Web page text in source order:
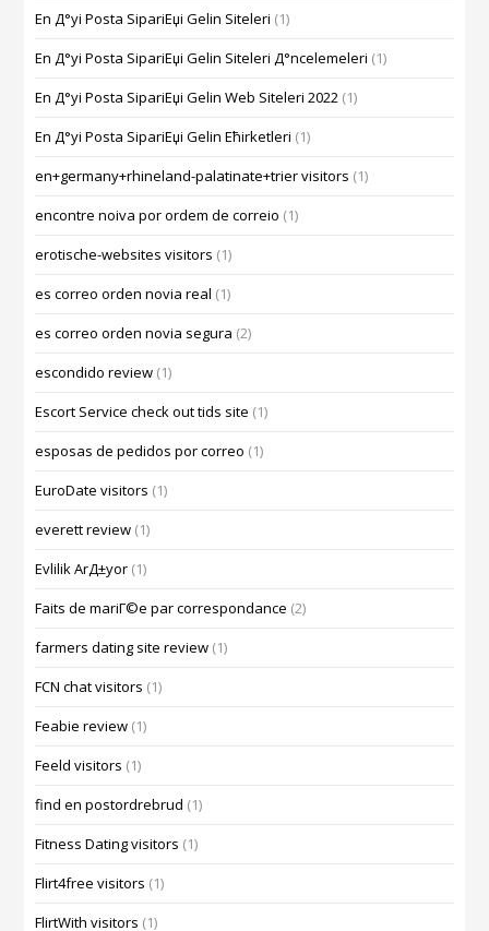
En Д°yi Posta SipariЕџi Gelin Siteleri (1)
En Д°yi Posta SipariЕџi Gelin Siteleri Д°ncelemeleri (1)
En Д°yi Posta SipariЕџi Gelin Web Siteleri 2022 (1)
En Д°yi Posta SipariЕџi Gelin Ећirketleri (1)
en+germany+rhineland-palatinate+trier visitors (1)
encontre noiva por ordem de correio (1)
erotische-websites visitors (1)
es correo orden novia real (1)
es correo orden novia segura (2)
escondido review (1)
Escort Service check out tids site (1)
esposas de pedidos por correo (1)
EuroDate visitors (1)
everett review (1)
Evlilik ArД±yor (1)
Faits de mariГ©e par correspondance (2)
farmers dating site review (1)
FCN chat visitors (1)
Feabie review (1)
Feeld visitors (1)
find en postordrebrud (1)
Fitness Dating visitors (1)
Flirt4free visitors (1)
FlirtWith visitors (1)